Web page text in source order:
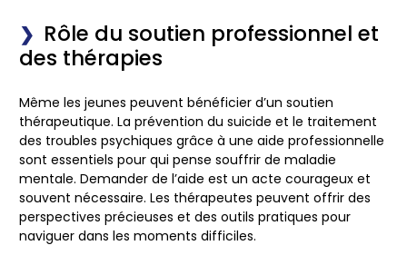
Rôle du soutien professionnel et
des thérapies
Même les jeunes peuvent bénéficier d’un soutien
thérapeutique. La prévention du suicide et le traitement
des troubles psychiques grâce à une aide professionnelle
sont essentiels pour qui pense souffrir de maladie
mentale. Demander de l’aide est un acte courageux et
souvent nécessaire. Les thérapeutes peuvent offrir des
perspectives précieuses et des outils pratiques pour
naviguer dans les moments difficiles.